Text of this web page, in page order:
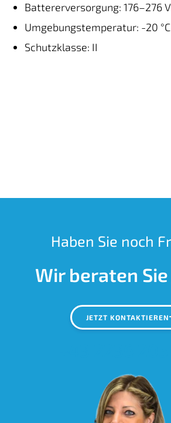
Battererversorgung: 176–276 V
Umgebungstemperatur: -20 °C
Schutzklasse: II
Haben Sie noch
Wir beraten
JETZT KONTAKTIEREN